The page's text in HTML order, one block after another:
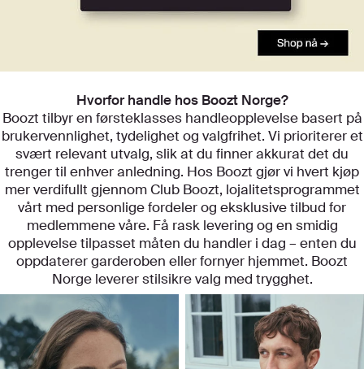
Hvorfor handle hos Boozt Norge?
Boozt tilbyr en førsteklasses handleopplevelse basert på
brukervennlighet, tydelighet og valgfrihet. Vi prioriterer et
svært relevant utvalg, slik at du finner akkurat det du
trenger til enhver anledning. Hos Boozt gjør vi hvert kjøp
mer verdifullt gjennom Club Boozt, lojalitetsprogrammet
vårt med personlige fordeler og eksklusive tilbud for
medlemmene våre. Få rask levering og en smidig
opplevelse tilpasset måten du handler i dag – enten du
oppdaterer garderoben eller fornyer hjemmet. Boozt
Norge leverer stilsikre valg med trygghet.